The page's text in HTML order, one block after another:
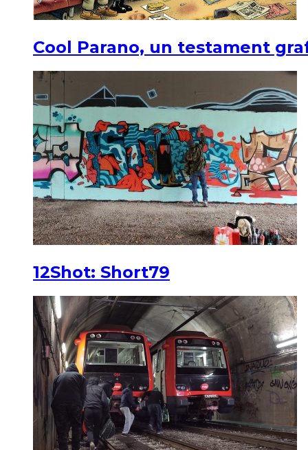
Cool Parano, un testament
12Shot: Short79